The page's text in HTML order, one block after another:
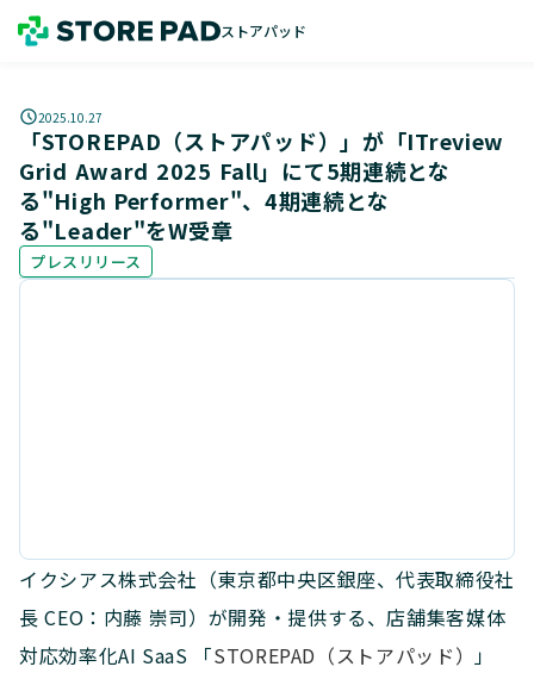
2025.10.27
「STOREPAD（ストアパッド）」が「ITreview
Grid Award 2025 Fall」にて5期連続とな
る"High Performer"、4期連続とな
る"Leader"をW受章
プレスリリース
イクシアス株式会社（東京都中央区銀座、代表取締役社
長 CEO：内藤 崇司）が開発・提供する、店舗集客媒体
対応効率化AI SaaS 「STOREPAD（ストアパッド）」
ストアパッド